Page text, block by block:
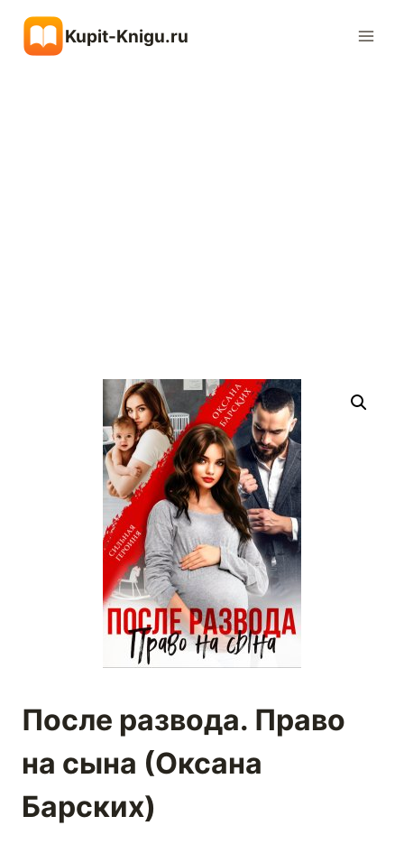
содержимому
Kupit-Knigu.ru
После развода. Право
на сына (Оксана
Барских)